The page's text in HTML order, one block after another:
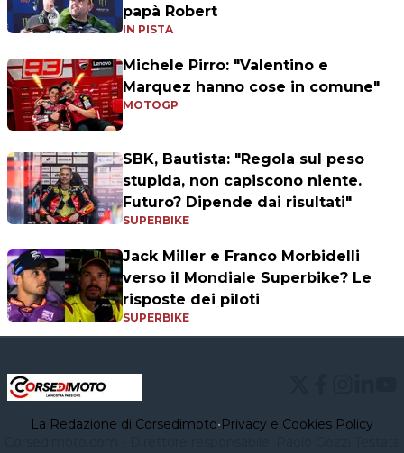
papà Robert
IN PISTA
Michele Pirro: "Valentino e
Marquez hanno cose in comune"
MOTOGP
SBK, Bautista: "Regola sul peso
stupida, non capiscono niente.
Futuro? Dipende dai risultati"
SUPERBIKE
Jack Miller e Franco Morbidelli
verso il Mondiale Superbike? Le
risposte dei piloti
SUPERBIKE
La Redazione di Corsedimoto•Privacy e Cookies Policy